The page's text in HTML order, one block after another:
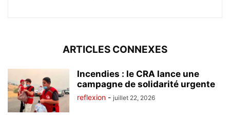
ARTICLES CONNEXES
Incendies : le CRA lance une
campagne de solidarité urgente
reflexion - juillet 22, 2026